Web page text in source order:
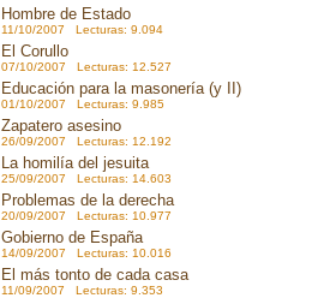
Hombre de Estado
11/10/2007 Lecturas: 9.094
El Corullo
07/10/2007 Lecturas: 12.527
Educación para la masonería (y II)
01/10/2007 Lecturas: 9.985
Zapatero asesino
26/09/2007 Lecturas: 12.192
La homilía del jesuita
25/09/2007 Lecturas: 14.603
Problemas de la derecha
20/09/2007 Lecturas: 10.977
Gobierno de España
14/09/2007 Lecturas: 10.016
El más tonto de cada casa
11/09/2007 Lecturas: 9.353